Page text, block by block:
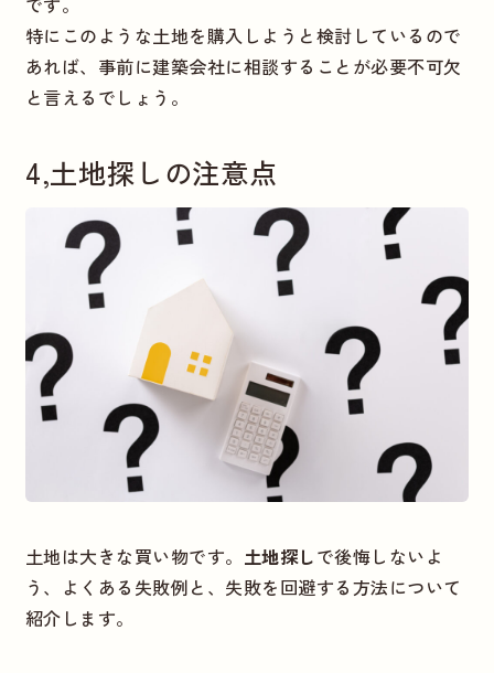
特にこのような土地を購入しようと検討しているので
あれば、事前に建築会社に相談することが必要不可欠
と言えるでしょう。
4,土地探しの注意点
土地は大きな買い物です。 土地探しで後悔しないよ
う、よくある失敗例と、失敗を回避する方法について
紹介します。